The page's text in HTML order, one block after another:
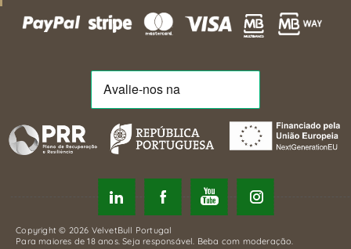
Copyright © 2026 VelvetBull Portugal
Para maiores de 18 anos. Seja responsável. Beba com moderação.